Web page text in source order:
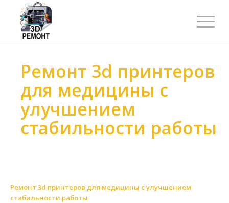
Ремонт 3d принтеров
для медицины с
улучшением
стабильности работы
Ремонт 3d принтеров для медицины с улучшением
стабильности работы